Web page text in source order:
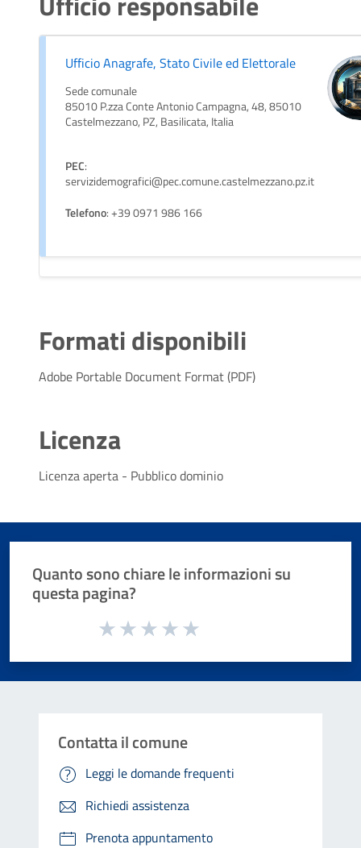
Ufficio Anagrafe, Stato Civile ed Elettorale
Sede comunale
85010 P.zza Conte Antonio Campagna, 48, 85010
Castelmezzano, PZ, Basilicata, Italia
PEC:
servizidemografici@pec.comune.castelmezzano.pz.it
Telefono: +39 0971 986 166
Formati disponibili
Adobe Portable Document Format (PDF)
Licenza
Licenza aperta - Pubblico dominio
Quanto sono chiare le informazioni su
questa pagina?
Valuta da 1 a 5 stelle la pagina
Contatta il comune
Leggi le domande frequenti
Richiedi assistenza
Prenota appuntamento